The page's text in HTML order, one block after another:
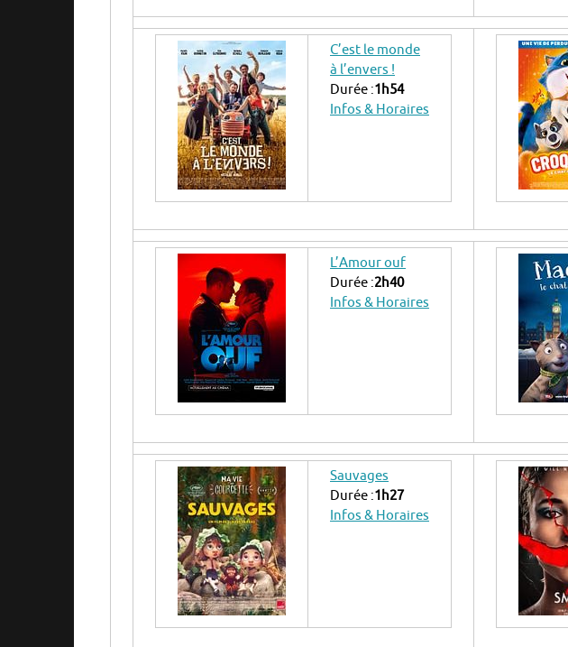
C’est le monde
à l’envers !
Durée :1h54
Infos & Horaires
L’Amour ouf
Durée :2h40
Infos & Horaires
Sauvages
Durée :1h27
Infos & Horaires